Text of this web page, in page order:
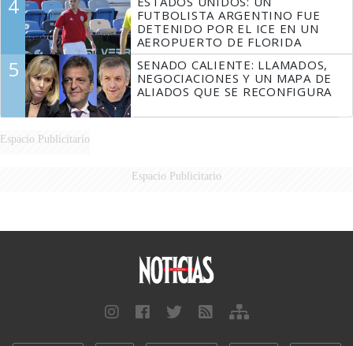
4
FUTBOLISTA ARGENTINO FUE
DETENIDO POR EL ICE EN UN
AEROPUERTO DE FLORIDA
5
SENADO CALIENTE: LLAMADOS,
NEGOCIACIONES Y UN MAPA DE
ALIADOS QUE SE RECONFIGURA
Espacio Publicitario
Espacio Publicitario